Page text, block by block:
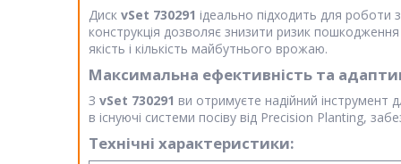
Диск vSet 730291 ідеально підходить для роботи
конструкція дозволяє знизити ризик
якість і кількість майбутнього врожаю.
Максимальна ефективність та
З vSet 730291 ви отримуєте надійний інструмент
в існуючі системи посіву від Precision Planting,
Технічні характеристики: